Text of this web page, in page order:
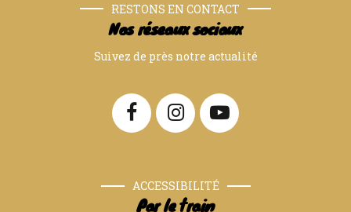
RESTONS EN CONTACT
Nos réseaux sociaux
Suivez de près notre actualité
ACCESSIBILITÉ
Par le train